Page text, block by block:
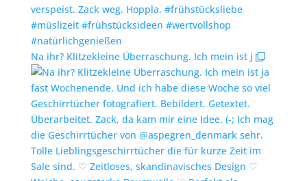
Na ihr? Klitzekleine Überraschung. Ich mein ist j